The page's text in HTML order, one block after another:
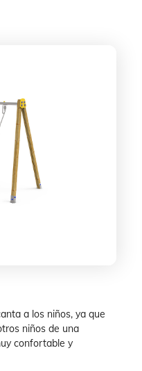
a los niños, ya que
niños de una
confortable y